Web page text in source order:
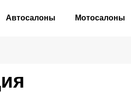
Автосалоны Мотосалоны